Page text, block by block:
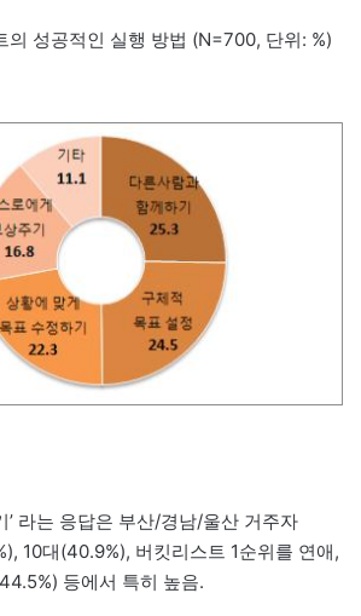
의 성공적인 실행 방법 (N=700, 단위: %)
’ 라는 응답은 부산/경남/울산 거주자
10대(40.9%), 버킷리스트 1순위를 연애,
등에서 특히 높음.